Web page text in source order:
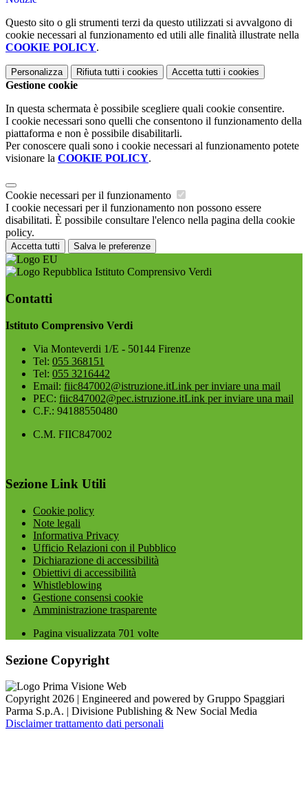
Questo sito o gli strumenti terzi da questo utilizzati si avvalgono di
cookie necessari al funzionamento ed utili alle finalità illustrate nella
COOKIE POLICY.
Personalizza Rifiuta tutti i cookies Accetta tutti i cookies
Gestione cookie
In questa schermata è possibile scegliere quali cookie consentire.
I cookie necessari sono quelli che consentono il funzionamento della
piattaforma e non è possibile disabilitarli.
Per conoscere quali sono i cookie necessari al funzionamento potete
visionare la COOKIE POLICY.
Cookie necessari per il funzionamento
I cookie necessari per il funzionamento non possono essere
disabilitati. È possibile consultare l'elenco nella pagina della cookie
policy.
Accetta tutti Salva le preferenze
Istituto Comprensivo Verdi
Contatti
Istituto Comprensivo Verdi
Via Monteverdi 1/E - 50144 Firenze
Tel: 055 368151
Tel: 055 3216442
Email: fiic847002@istruzione.itLink per inviare una mail
PEC: fiic847002@pec.istruzione.itLink per inviare una mail
C.F.: 94188550480
C.M. FIIC847002
Sezione Link Utili
Cookie policy
Note legali
Informativa Privacy
Ufficio Relazioni con il Pubblico
Dichiarazione di accessibilità
Obiettivi di accessibilità
Whistleblowing
Gestione consensi cookie
Amministrazione trasparente
Pagina visualizzata 701 volte
Sezione Copyright
Copyright 2026 | Engineered and powered by Gruppo Spaggiari
Parma S.p.A. | Divisione Publishing & New Social Media
Disclaimer trattamento dati personali